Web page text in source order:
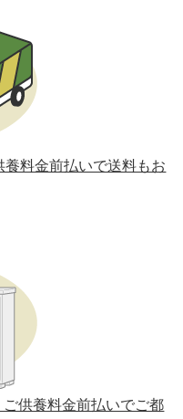
月12日(水)
月13日(水)
月28日(水)
5月23日(水)
月14日(水)
月15日(木)
6月16日(木)
11月27日
12月5日
料金前払いで送料もお
供養料金前払いでご都